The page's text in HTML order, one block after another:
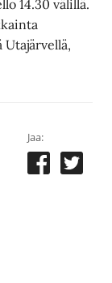
14.30 välillä.
Utajärvellä,
Jaa: